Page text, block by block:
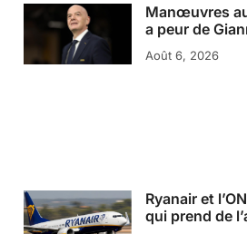
Manœuvres
a peur de
Août 6, 2026
Ryanair et
qui prend de